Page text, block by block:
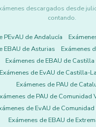
descargados desde
contando.
PEvAU de Andalucía
EBAU de Asturias
Exámenes
Exámenes de EBAU de Castilla
Exámenes de EvAU de Castilla-
Exámenes de PAU de
de PAU de Comunidad
de EvAU de
Exámenes de EBAU de